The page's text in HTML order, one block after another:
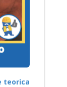
teorica